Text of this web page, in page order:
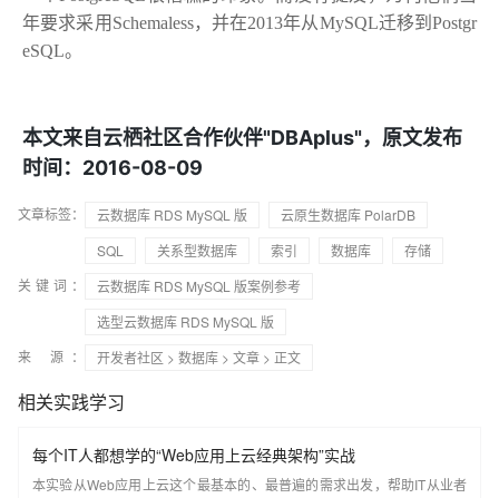
年要求采用Schemaless，并在2013年从MySQL迁移到Postgr
eSQL。
本文来自云栖社区合作伙伴"DBAplus"，原文发布
时间：2016-08-09
文章标签： 云数据库 RDS MySQL 版
云原生数据库 PolarDB
SQL
关系型数据库 索引 数据库
存储
关键词：
云数据库 RDS MySQL 版案例参考
选型云数据库 RDS MySQL 版
来 源：
开发者社区 > 数据库 > 文章 > 正文
相关实践学习
每个IT人都想学的“Web应用上云经典架构”实战
本实验从Web应用上云这个最基本的、最普遍的需求出发，帮助IT从业者